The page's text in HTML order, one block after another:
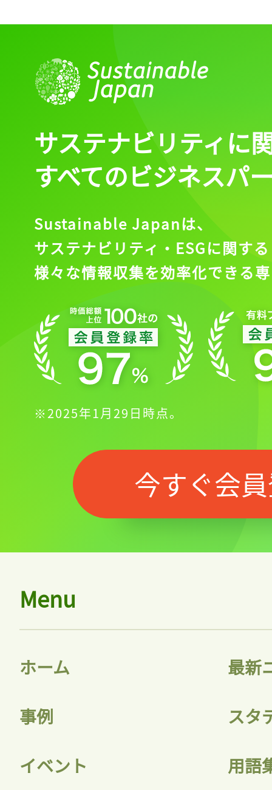
会員登録
サステナビリティに
すべてのビジネスパ
Sustainable Japanは、
サステナビリティ・ESGに関する
様々な情報収集を効率化できる
※2025年1月29日時点。
今すぐ会
Menu
ホーム 最新
事例 スタ
イベント 用語